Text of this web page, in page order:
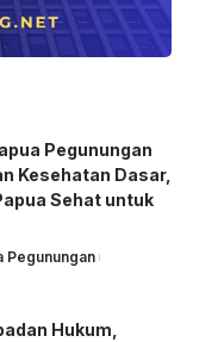
Pegunungan
Kesehatan Dasar,
Sehat untuk
Pegunungan
Hukum,